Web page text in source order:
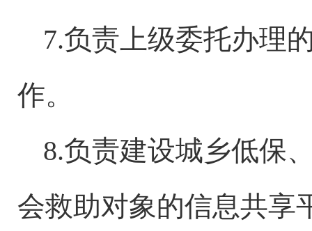
7.负责上级委托办理
作。
8.负责建设城乡低保
会救助对象的信息共享